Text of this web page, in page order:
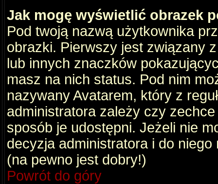
Jak mogę wyświetlić obrazek
Pod twoją nazwą użytkownika
obrazki. Pierwszy jest związany
lub innych znaczków
masz na nich status. Pod nim
nazywany Avatarem, który z
administratora zależy czy
sposób je udostępni. Jeżeli nie
decyzja administratora i do
(na pewno jest dobry!)
Powrót do góry